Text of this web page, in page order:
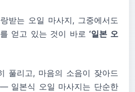
받는 오일 마사지, 그중에서도
얻고 있는 것이 바로‘일본 오
풀리고, 마음의 소음이 잦아드
일본식 오일 마사지는 단순한